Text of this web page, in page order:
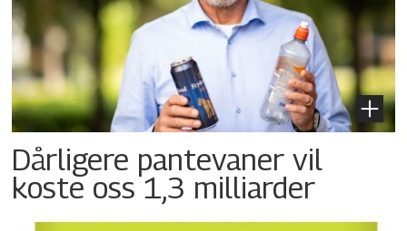
Dårligere pantevaner vil
koste oss 1,3 milliarder